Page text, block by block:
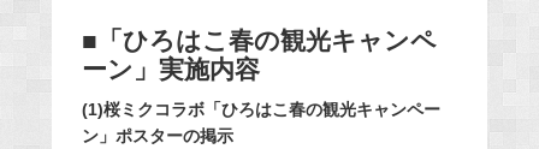
■「ひろはこ春の観光キャンペ
ーン」実施内容
(1)桜ミクコラボ「ひろはこ春の観光キャンペー
ン」ポスターの掲示